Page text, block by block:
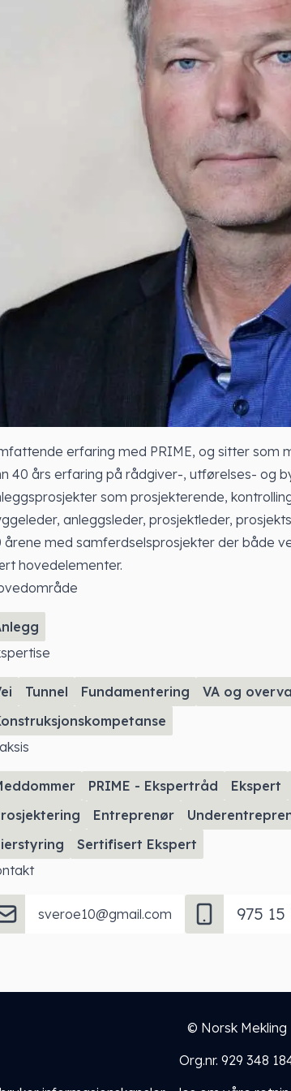
erfaring med PRIME, og sitter som
40 års erfaring på rådgiver-, utførelses- og
som prosjekterende,
anleggsleder, prosjektleder,
årene med samferdselsprosjekter der både
hovedelementer.
Tunnel Fundamentering VA og
PRIME - Ekspertråd Ekspert
Entreprenør
Sertifisert Ekspert
sveroe10@gmail.com 975 15
© Norsk Mekling
Org.nr. 929 348